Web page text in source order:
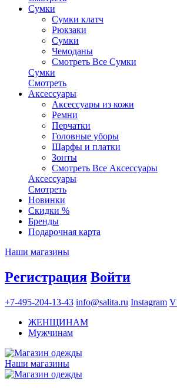
Сумки
Сумки клатч
Рюкзаки
Сумки
Чемоданы
Смотреть Все Сумки
Сумки
Смотреть
Аксессуары
Аксессуары из кожи
Ремни
Перчатки
Головные уборы
Шарфы и платки
Зонты
Смотреть Все Аксессуары
Аксессуары
Смотреть
Новинки
Скидки %
Бренды
Подарочная карта
Наши магазины
Регистрация Войти
+7-495-204-13-43 info@salita.ru Instagram
ЖЕНЩИНАМ
Мужчинам
Наши магазины